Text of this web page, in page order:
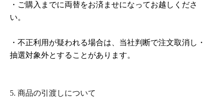
・ご購入までに両替をお済ませになってお越しくださ
い。
・不正利用が疑われる場合は、当社判断で注文取消し・
抽選対象外とすることがあります。
5. 商品の引渡しについて